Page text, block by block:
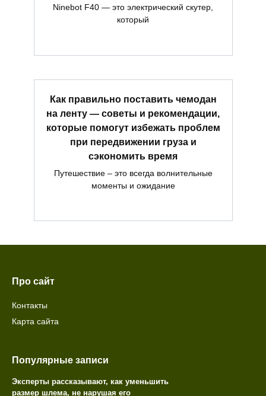
Ninebot F40 — это электрический скутер,
который
Как правильно поставить чемодан
на ленту — советы и рекомендации,
которые помогут избежать проблем
при передвижении груза и
сэкономить время
Путешествие – это всегда волнительные
моменты и ожидание
Про сайт
Контакты
Карта сайта
Популярные записи
Эксперты рассказывают, как уменьшить
размер шлема, не нарушая его